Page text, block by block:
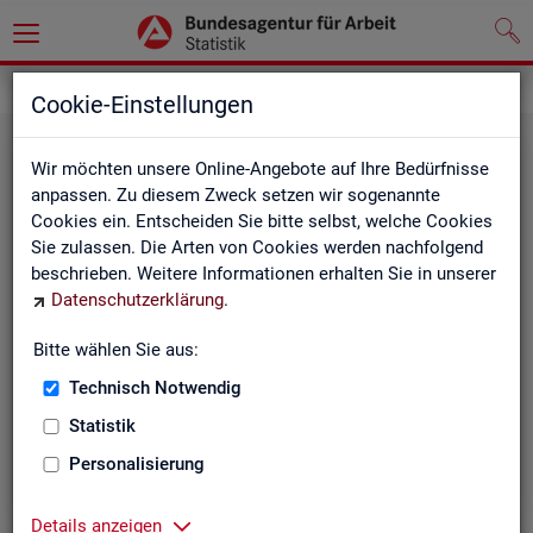
Cookie-Einstellungen
Wir möchten unsere Online-Angebote auf Ihre Bedürfnisse
anpassen. Zu diesem Zweck setzen wir sogenannte
Cookies ein. Entscheiden Sie bitte selbst, welche Cookies
Sie zulassen. Die Arten von Cookies werden nachfolgend
beschrieben. Weitere Informationen erhalten Sie in unserer
Datenschutzerklärung.
Bitte wählen Sie aus:
Technisch Notwendig
Statistik
Personalisierung
Details anzeigen
Hier stehen unsere Basisgrundlagen:
Kurzinformationen, Glossar, Kennzahlensteckbriefe,